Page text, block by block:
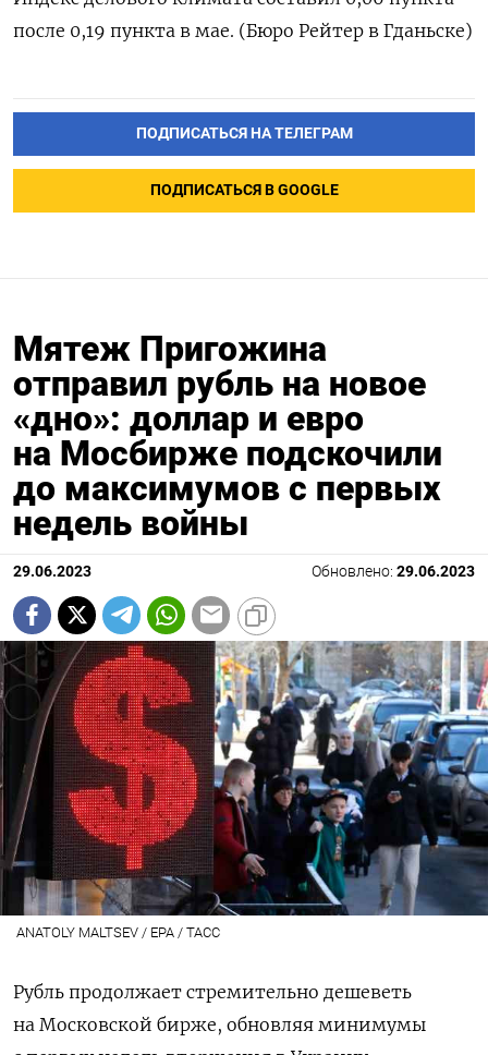
после 0,19 пункта в мае. (Бюро Рейтер в Гданьске)
ПОДПИСАТЬСЯ НА ТЕЛЕГРАМ
ПОДПИСАТЬСЯ В GOOGLE
Мятеж Пригожина
отправил рубль на новое
«дно»: доллар и евро
на Мосбирже подскочили
до максимумов с первых
недель войны
29.06.2023 Обновлено: 29.06.2023
ANATOLY MALTSEV / EPA / ТАСС
Рубль продолжает стремительно дешеветь
на Московской бирже, обновляя минимумы